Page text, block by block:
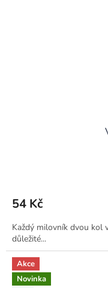
je
z
5
hvězdiček.
54 Kč
Každý milovník dvou kol
důležité...
Akce
Novinka